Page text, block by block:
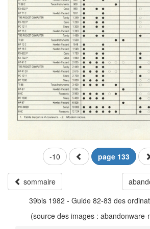
-10 page 133
sommaire
39bis 1982 - Guide 82-83 des
(source des images :